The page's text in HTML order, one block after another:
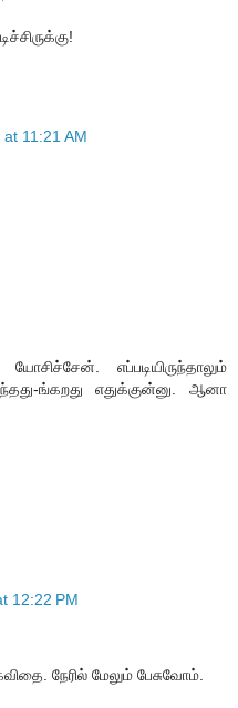
11:21 AM
எப்படியிருந்தாலும்
ங்கறது எதுக்குன்னு. ஆனா
12:22 PM
நேரில் மேலும் பேசுவோம்.